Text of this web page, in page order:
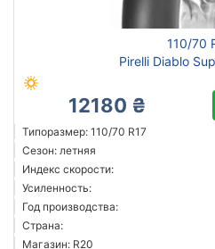
110/70
Pirelli Diablo
12180 ₴
Типоразмер: 110/70 R17
Сезон: летняя
Индекс скорости:
Усиленность:
Год производства:
Страна:
Магазин: R20